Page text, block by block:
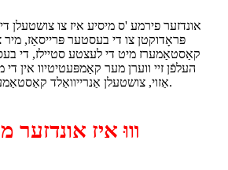
אונדזער פירמע 'ס מיסיע איז צו צושטעלן
פּראָדוקטן צו די בעסטער פּרייסאַז, מיר
קאַסטאַמערז מיט די לעצטע סטיילז, די
העלפֿן זיי ווערן מער קאַמפּעטיטיוו אין
אַזוי, צושטעלן אַנרייוואַלד קאַסטאַמערז דערפאַרונג.
װוּ איז אונדזער